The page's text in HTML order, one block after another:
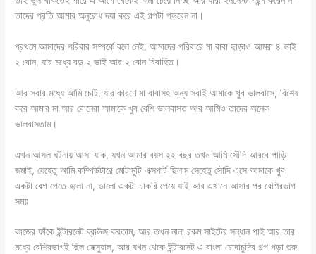
তাদের প্রতি আমার অনুরোধ দয়া করে এই গল্পটা পড়বেন না।
প্রথমে আমাদের পরিবার সম্পর্কে বলে নেই, আমাদের পরিবারে মা বাবা ছাড়াও আমরা ৪ ভাই
২ বোন, যার মধ্যে বড় ২ ভাই আর ২ বোন বিবাহিত।
আর সবার মধ্যে আমি চোট, যার কারণে মা বাবাসহ অন্য সবাই আমাকে খুব ভালবাসে, বিশেষ
করে আমার মা আর বোনেরা আমাকে খুব বেশি ভালবাসত আর আমিও তাদের অনেক
ভালবাসতাম।
এখন আসল ঘটনায় আসা যাক, যখন আমার বয়স ২২ বছর তখন আমি সৌদি আরবে পাড়ি
জমাই, যেহেতু আমি কম্পিউটারে মোটামুটি এক্সপার্ট ছিলাম সেহেতু সৌদি এসে আমাকে খুব
একটা বেগ পেতে হলো না, ভালো একটা চাকরি পেয়ে যাই আর এখানে আসার পর বেশিরভাগ
সময়
কাজের ফাঁকে ইন্টারনেট ব্রাউজ করতাম, আর তখন নানা রকম সাইটের সন্ধান পাই আর তার
মধ্যে বেশিরভাগই ছিল সেক্সুয়াল, আর যখন থেকে ইন্টারনেট এ বাংলা চোদাচুদির গল্প পড়া শুরু